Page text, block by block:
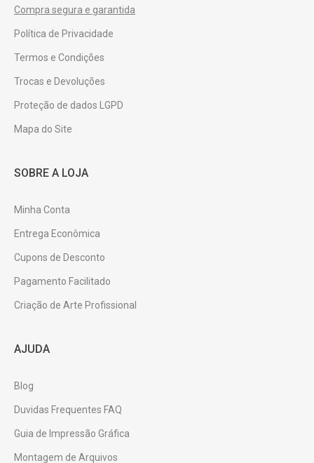
Compra segura e garantida
Política de Privacidade
Termos e Condições
Trocas e Devoluções
Proteção de dados LGPD
Mapa do Site
SOBRE A LOJA
Minha Conta
Entrega Econômica
Cupons de Desconto
Pagamento Facilitado
Criação de Arte Profissional
AJUDA
Blog
Duvidas Frequentes FAQ
Guia de Impressão Gráfica
Montagem de Arquivos